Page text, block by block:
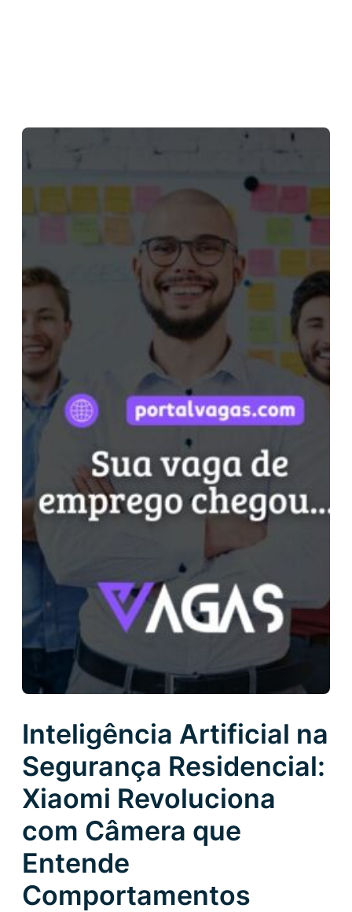
Inteligência Artificial na
Segurança Residencial:
Xiaomi Revoluciona
com Câmera que
Entende
Comportamentos